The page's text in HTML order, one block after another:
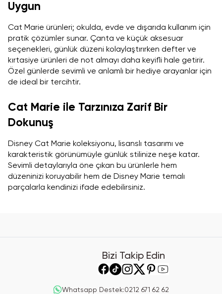
Uygun
Cat Marie ürünleri; okulda, evde ve dışarıda kullanım için
pratik çözümler sunar. Çanta ve küçük aksesuar
seçenekleri, günlük düzeni kolaylaştırırken defter ve
kırtasiye ürünleri de not almayı daha keyifli hale getirir.
Özel günlerde sevimli ve anlamlı bir hediye arayanlar için
de ideal bir tercihtir.
Cat Marie ile Tarzınıza Zarif Bir
Dokunuş
Disney Cat Marie koleksiyonu, lisanslı tasarımı ve
karakteristik görünümüyle günlük stilinize neşe katar.
Sevimli detaylarıyla öne çıkan bu ürünlerle hem
düzeninizi koruyabilir hem de Disney Marie temalı
parçalarla kendinizi ifade edebilirsiniz.
Bizi Takip Edin
Whatsapp Destek:0212 671 62 62